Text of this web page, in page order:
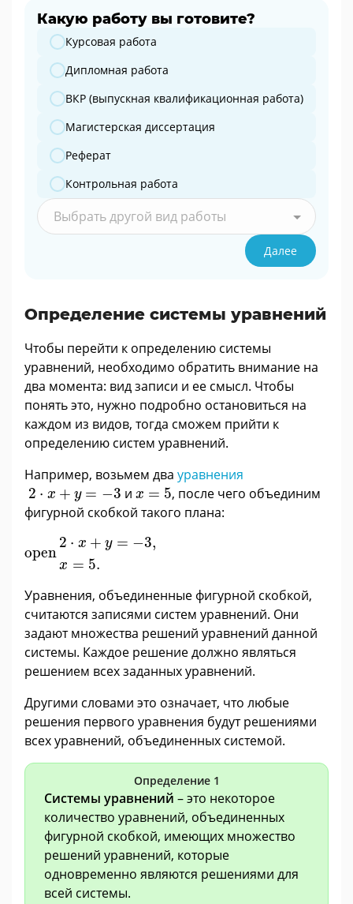
Какую работу вы готовите?
Какую работу вы готовите?
Курсовая работа
Дипломная работа
ВКР (выпускная квалификационная работа)
Магистерская диссертация
Реферат
Контрольная работа
Выбрать другой вид работы
Далее
Определение системы уравнений
Чтобы перейти к определению системы
уравнений, необходимо обратить внимание на
два момента: вид записи и ее смысл. Чтобы
понять это, нужно подробно остановиться на
каждом из видов, тогда сможем прийти к
определению систем уравнений.
Например, возьмем два уравнения
2 ⋅ x + y = −3
2 x+ y −3 и x = 5
x=5
, после чего объединим
фигурной скобкой такого плана:
open
2 ⋅ x + y = −3,
x = 5.
y= 3, = 5
Уравнения, объединенные фигурной скобкой,
считаются записями систем уравнений. Они
задают множества решений уравнений данной
системы. Каждое решение должно являться
решением всех заданных уравнений.
Другими словами это означает, что любые
решения первого уравнения будут решениями
всех уравнений, объединенных системой.
Определение 1
Системы уравнений – это некоторое
количество уравнений, объединенных
фигурной скобкой, имеющих множество
решений уравнений, которые
одновременно являются решениями для
всей системы.